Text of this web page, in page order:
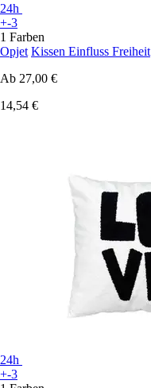
24h
+-3
1 Farben
Opjet Kissen Einfluss Freiheit
Ab 27,00 €
14,54 €
24h
+-3